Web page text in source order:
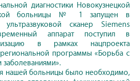
диагностики Новокузнецкой
больницы № 1 запущен в
сканер Siemens
аппарат поступил в
в рамках нацпроекта
программы «Борьба с
нашей больницы было необходимо,